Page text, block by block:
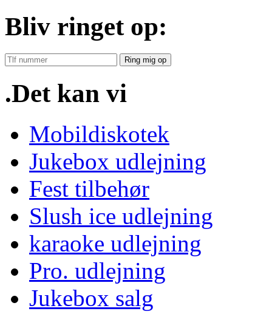
Bliv ringet op:
Ring mig op
.Det kan vi
Mobildiskotek
Jukebox udlejning
Fest tilbehør
Slush ice udlejning
karaoke udlejning
Pro. udlejning
Jukebox salg